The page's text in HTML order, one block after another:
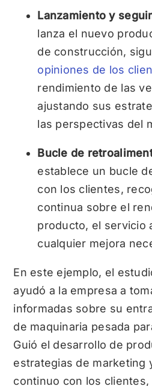
Lanzamiento y
lanza el nuevo
de construcción,
opiniones de los
rendimiento de las
ajustando sus
las perspectivas del
Bucle de
establece un bucle
con los clientes,
continua sobre el
producto, el servicio
cualquier mejora
En este ejemplo, el
ayudó a la empresa a
informadas sobre su
de maquinaria pesada
Guió el desarrollo de
estrategias de marketing
continuo con los